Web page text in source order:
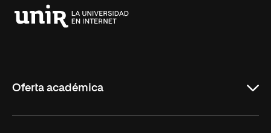
Oferta académica